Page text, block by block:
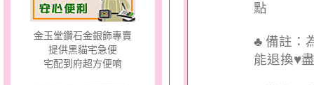
金玉堂鑽石金銀飾專賣
提供黑貓宅急便
宅配到府超方便唷
點
♣ 備註：
能退換♥